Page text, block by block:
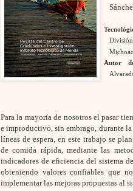
Autor
Para la mayoría de nosotros el pasar
e improductivo, sin embrago, durante
líneas de espera, en este trabajo se
de comida rápida, mediante las
indicadores de eficiencia del sistema
obteniendo valores confiables que
implementar las mejoras propuestas al